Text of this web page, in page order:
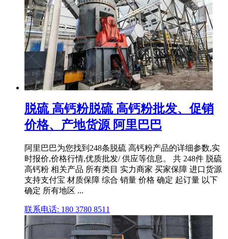
脱硫 高钙粉脱硫 高钙粉批发、促销
价格、产地货源 阿里巴巴
阿里巴巴为您找到248条脱硫 高钙粉产品的详细参数,实
时报价,价格行情,优质批发/ 供应等信息。 共 248件 脱硫
高钙粉 相关产品 所有类目 实力商家 买家保障 进口货源
支持支付宝 材质保障 综合 销量 价格 确定 起订量 以下
确定 所有地区 ...
联系电话: 180 3780 8511